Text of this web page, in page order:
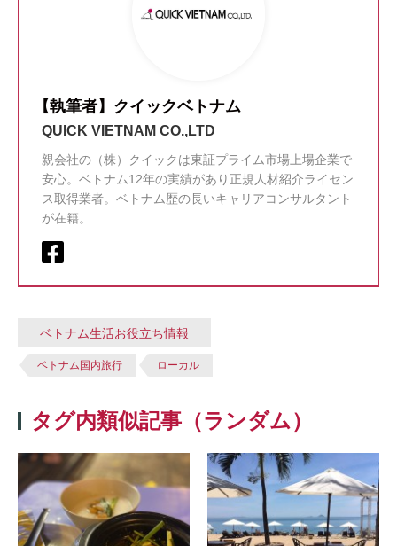
【執筆者】クイックベトナム
QUICK VIETNAM CO.,LTD
親会社の（株）クイックは東証プライム市場上場企業で
安心。ベトナム12年の実績があり正規人材紹介ライセン
ス取得業者。ベトナム歴の長いキャリアコンサルタント
が在籍。
ベトナム生活お役立ち情報
ベトナム国内旅行 ローカル
タグ内類似記事（ランダム）